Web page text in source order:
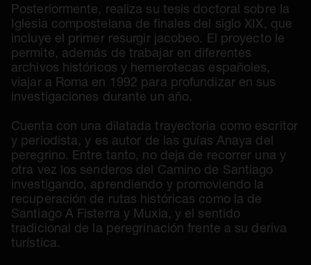
Posteriormente, realiza su tesis doctoral sobre la
Iglesia compostelana de finales del siglo XIX, que
incluye el primer resurgir jacobeo. El proyecto le
permite, además de trabajar en diferentes
archivos históricos y hemerotecas españoles,
viajar a Roma en 1992 para profundizar en sus
investigaciones durante un año.
Cuenta con una dilatada trayectoria como escritor
y periodista, y es autor de las guías Anaya del
peregrino. Entre tanto, no deja de recorrer una y
otra vez los senderos del Camino de Santiago
investigando, aprendiendo y promoviendo la
recuperación de rutas históricas como la de
Santiago A Fisterra y Muxia, y el sentido
tradicional de la peregrinación frente a su deriva
turística.